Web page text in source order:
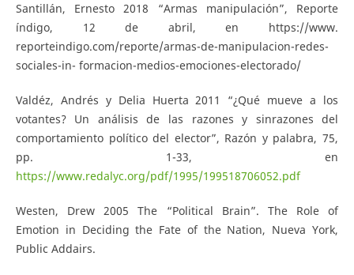
Santillán, Ernesto 2018 “Armas manipulación”, Reporte
índigo, 12 de abril, en https://www.
reporteindigo.com/reporte/armas-de-manipulacion-redes-
sociales-in- formacion-medios-emociones-electorado/
Valdéz, Andrés y Delia Huerta 2011 “¿Qué mueve a los
votantes? Un análisis de las razones y sinrazones del
comportamiento político del elector”, Razón y palabra, 75,
pp. 1-33, en
https://www.redalyc.org/pdf/1995/199518706052.pdf
Westen, Drew 2005 The “Political Brain”. The Role of
Emotion in Deciding the Fate of the Nation, Nueva York,
Public Addairs.